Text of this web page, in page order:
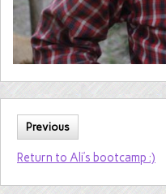
Previous
Return to Ali’s bootcamp :)